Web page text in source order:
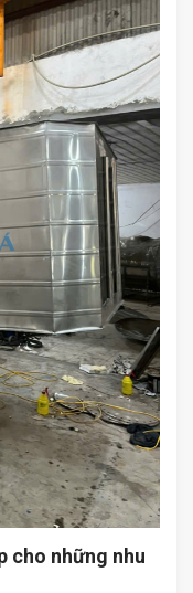
cho những nhu